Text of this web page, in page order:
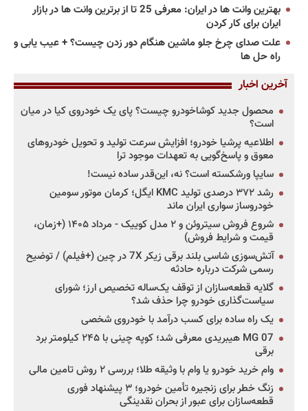
بهترین وانت ها در ایران: معرفی 25 تا از برترین وانت ها در بازار
ایران برای کار کردن
علت صدای چرخ جلو ماشین هنگام دور زدن چیست؟ + عیب یابی و
راه حل ها
آخرین اخبار
محصول جدید کوشاخودرو چیست؟ پای یک خودروی کیا در میان
است؟
اطلاعیه پرشیا خودرو؛ افزایش سرعت تولید و تحویل خودروهای
معوق و پاسخ‌گویی به تعهدات موجود ترا
سایپا ورشکسته است؟ نه، این‌قدر ساده نیست!
رشد ۳۷۲ درصدی تولید KMC ایگل؛ کرمان موتور سومین
خودروساز سواری ایران ماند
شروع فروش سیتروئن و ۲ مدل کوییک - مرداد ۱۴۰۵ (+زمان،
قیمت و شرایط فروش)
آتش‌سوزی شاسی بلند برقی زیکر 7X در چین (+فیلم) / توضیح
رسمی شرکت درباره حادثه
گلایه قطعه‌سازان از توقف یک‌ساله تخصیص ارز؛ شورای
سیاست‌گذاری خودرو چرا حذف شد؟
یک راه ساده برای کسب درآمد با خودروی شخصی
MG 07 هیبریدی معرفی شد؛ کوپه چینی با ۲۴۵ کیلومتر برد
برقی
وام خرید خودرو یا وام با وثیقه طلا؛ بررسی ۲ روش تامین مالی
زنگ خطر برای زنجیره تأمین خودرو؛ ۳ پیشنهاد فوری
قطعه‌سازان برای عبور از بحران نقدینگی